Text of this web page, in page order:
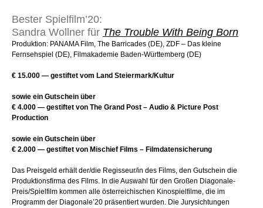
Bester Spielfilm’20:
Sandra Wollner für The Trouble With Being Born
Produktion: PANAMA Film, The Barricades (DE), ZDF – Das kleine
Fernsehspiel (DE), Filmakademie Baden-Württemberg (DE)
€ 15.000 — gestiftet vom Land Steiermark/Kultur
sowie ein Gutschein über
€ 4.000 — gestiftet von The Grand Post – Audio & Picture Post
Production
sowie ein Gutschein über
€ 2.000 — gestiftet von Mischief Films – Filmdatensicherung
Das Preisgeld erhält der/die Regisseur/in des Films, den Gutschein die
Produktionsfirma des Films. In die Auswahl für den Großen Diagonale-
Preis/Spielfilm kommen alle österreichischen Kinospielfilme, die im
Programm der Diagonale’20 präsentiert wurden. Die Jurysichtungen